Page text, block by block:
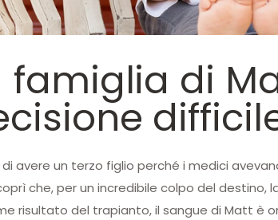
famiglia di
avere un terzo figlio perché i medici
che, per un incredibile colpo del
risultato del trapianto, il sangue di Matt è